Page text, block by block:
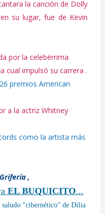
la canción de Dolly
su lugar, fue de Kevin
por la celebérrima
cual impulsó su carrera .
premios American
a la actriz Whitney
como la artista más
,
EL BUQUICITO...
“cibernético” de Dilia